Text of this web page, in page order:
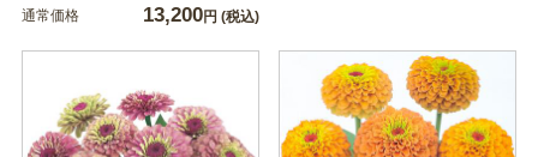
通常価格 13,200円 (税込)